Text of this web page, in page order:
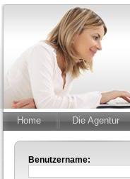
Home Die Agentur
Benutzername: